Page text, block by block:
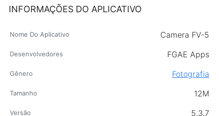
INFORMAÇÕES DO APLICATIVO
Nome Do Aplicativo Camera FV-5
Desenvolvedores FGAE Apps
Gênero Fotografia
Tamanho 12M
Versão 5.3.7